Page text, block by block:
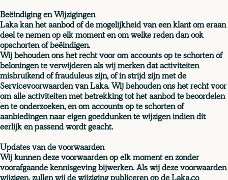
Beëindiging en Wijzigingen
Laka kan het aanbod of de mogelijkheid van een klant om eraan
deel te nemen op elk moment en om welke reden dan ook
opschorten of beëindigen.
Wij behouden ons het recht voor om accounts op te schorten of
beloningen te verwijderen als wij merken dat activiteiten
misbruikend of frauduleus zijn, of in strijd zijn met de
Servicevoorwaarden van Laka. Wij behouden ons het recht voor
om alle activiteiten met betrekking tot het aanbod te beoordelen
en te onderzoeken, en om accounts op te schorten of
aanbiedingen naar eigen goeddunken te wijzigen indien dit
eerlijk en passend wordt geacht.
Updates van de voorwaarden
Wij kunnen deze voorwaarden op elk moment en zonder
voorafgaande kennisgeving bijwerken. Als wij deze voorwaarden
wijzigen, zullen wij de wijziging publiceren op de Laka.co